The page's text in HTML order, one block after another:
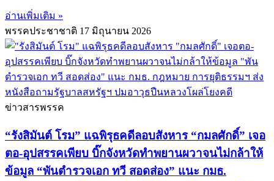
อ่านเพิ่มเติม »
พรรคประชาชาติ 17 มิถุนายน 2026
ข่าวสารพรรค
“รังสิมันต์ โรม” แฉพิรุธคดีลอบสังหาร “กมลศักดิ์” เจอ
ตอ-อุปสรรคเพียบ บิ๊กจังหวัดทำพยานผวาจนไม่กล้าให้
ข้อมูล “พันตำรวจเอก ทวี สอดส่อง” แนะ กมธ.